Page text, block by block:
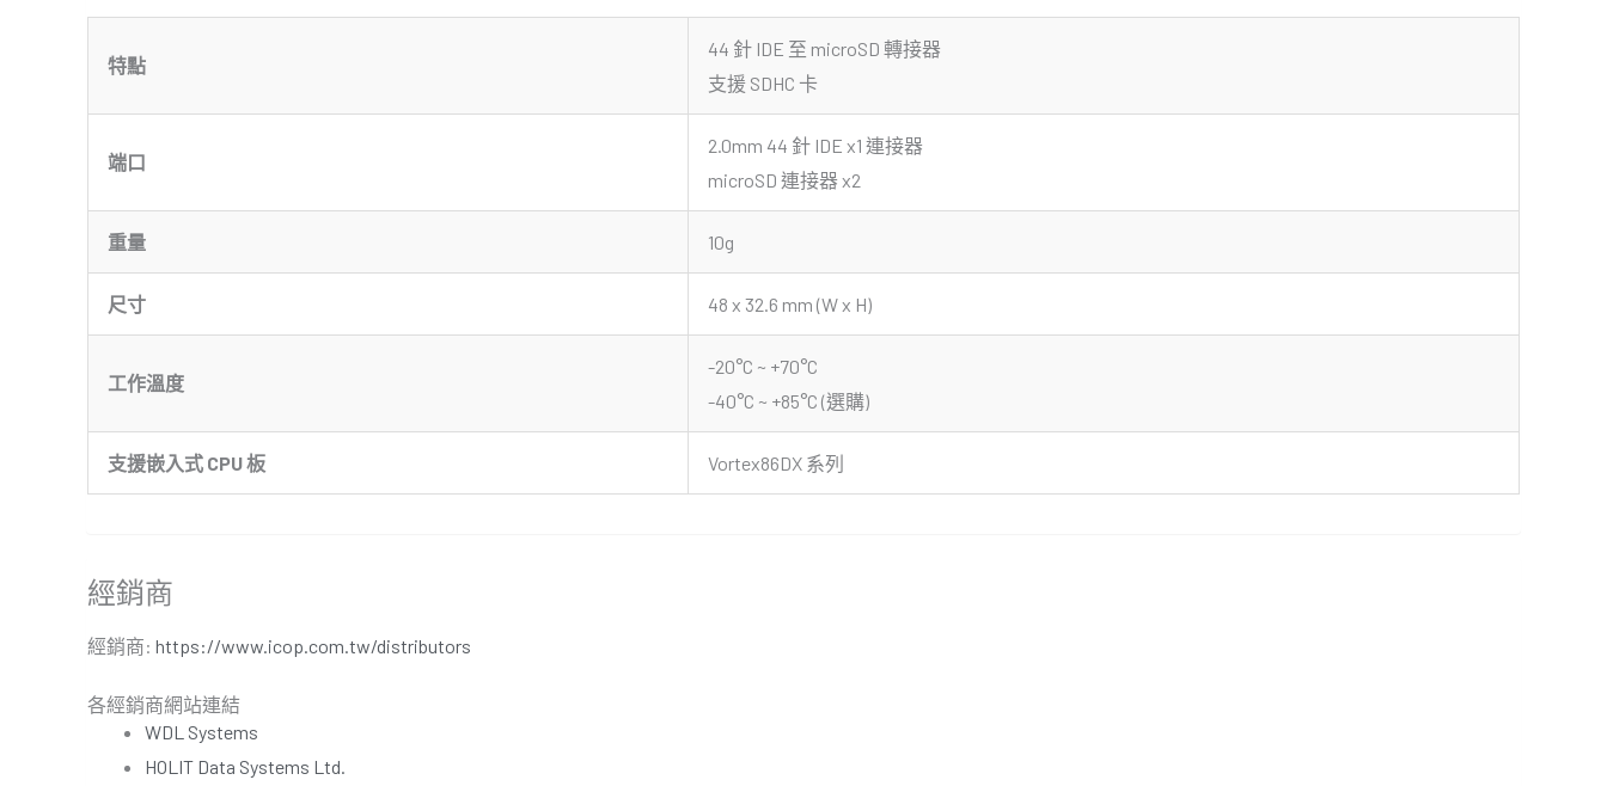
特點
44 針 IDE 至 microSD 轉接器
支援 SDHC 卡
端口
2.0mm 44 針 IDE x1 連接器
microSD 連接器 x2
重量 10g
尺寸 48 x 32.6 mm (W x H)
工作溫度
-20°C ~ +70°C
-40°C ~ +85°C (選購)
支援嵌入式 CPU 板 Vortex86DX 系列
經銷商
經銷商: https://www.icop.com.tw/distributors
各經銷商網站連結
WDL Systems
HOLIT Data Systems Ltd.